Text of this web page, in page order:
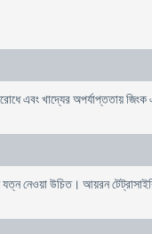
এবং খাদ্যের অপর্যাপ্ততায়
নেওয়া উচিত। আয়রন